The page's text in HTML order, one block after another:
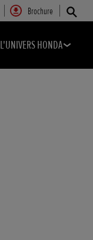
Brochure
L'UNIVERS HONDA